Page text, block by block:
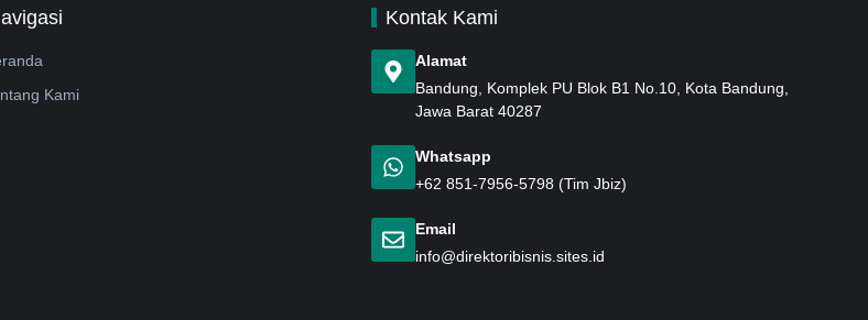
Kami
Kontak Kami
Alamat
Bandung , Komplek PU Blok B1 No.10, Kota Bandung,
Jawa Barat 40287
Whatsapp
+62 851-7956-5798 (Tim Jbiz)
Email
info@direktoribisnis.sites.id